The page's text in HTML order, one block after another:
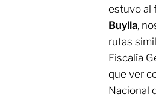
estuvo al
Buylla,
rutas
Fiscalía
que ver
Nacional